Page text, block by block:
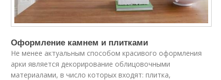
Оформление камнем и плитками
Не менее актуальным способом красивого оформления
арки является декорирование облицовочными
материалами, в число которых входят: плитка,